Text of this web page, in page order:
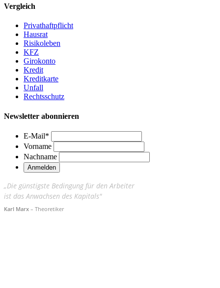
Vergleich
Privathaftpflicht
Hausrat
Risikoleben
KFZ
Girokonto
Kredit
Kreditkarte
Unfall
Rechtsschutz
Newsletter abonnieren
E-Mail*
Vorname
Nachname
„Die günstigste Bedingung für den Arbeiter
ist das Anwachsen des Kapitals"
Karl Marx – Theoretiker